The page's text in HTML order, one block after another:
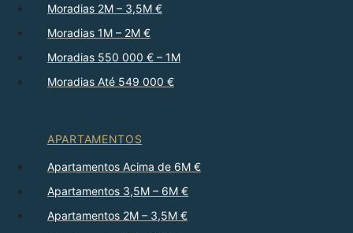
Moradias 2M – 3,5M €
Moradias 1M – 2M €
Moradias 550 000 € – 1M
Moradias Até 549 000 €
APARTAMENTOS
Apartamentos Acima de 6M €
Apartamentos 3,5M – 6M €
Apartamentos 2M – 3,5M €